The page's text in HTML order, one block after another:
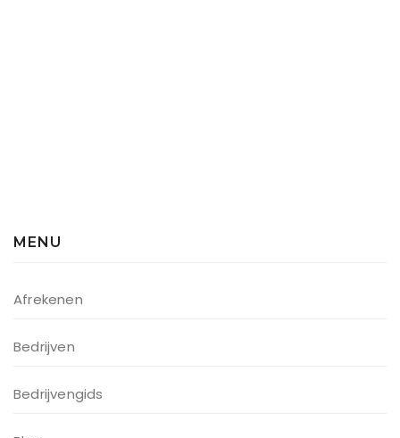
MENU
Afrekenen
Bedrijven
Bedrijvengids